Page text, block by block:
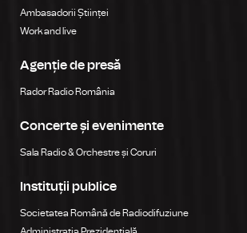
Ambasadorii Științei
Work and live
Agenție de presă
Rador Radio România
Concerte și evenimente
Sala Radio & Orchestre și Coruri
Instituții publice
Societatea Română de Radiodifuziune